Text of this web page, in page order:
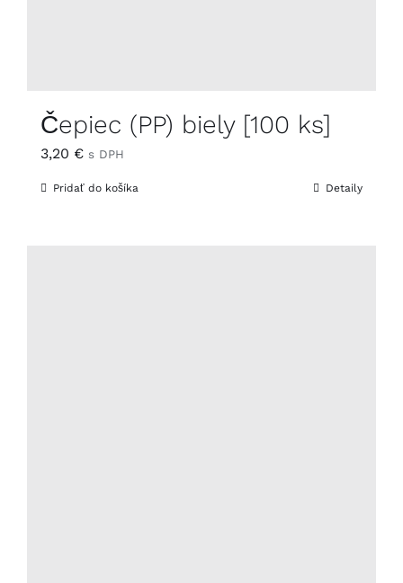
Čepiec (PP) biely [100 ks]
3,20 € s DPH
Pridať do košíka Detaily